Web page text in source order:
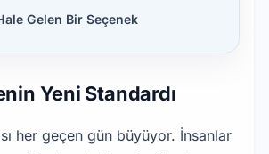
Gelen Bir Seçenek
Yeni Standardı
her geçen gün büyüyor. İnsanlar